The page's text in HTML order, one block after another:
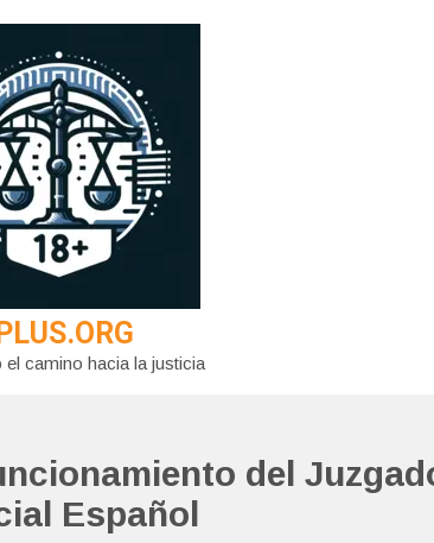
el camino hacia la justicia
del
Español